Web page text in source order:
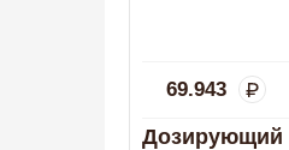
69.943
Дозирующий